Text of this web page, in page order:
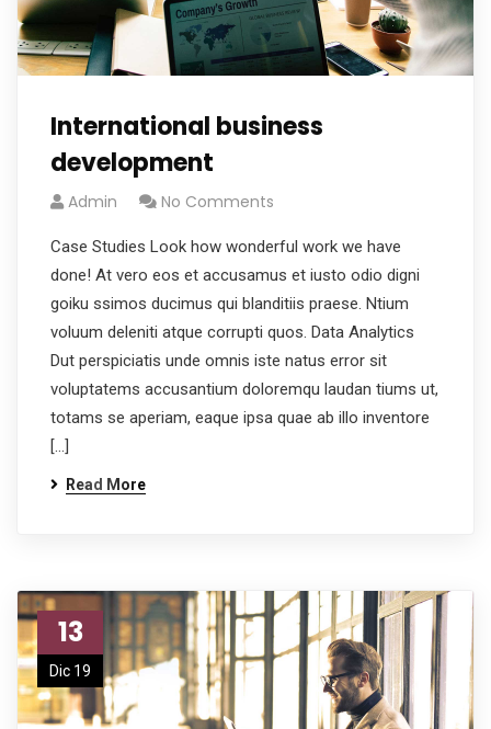
International business
development
Admin No Comments
Case Studies Look how wonderful work we have
done! At vero eos et accusamus et iusto odio digni
goiku ssimos ducimus qui blanditiis praese. Ntium
voluum deleniti atque corrupti quos. Data Analytics
Dut perspiciatis unde omnis iste natus error sit
voluptatems accusantium doloremqu laudan tiums ut,
totams se aperiam, eaque ipsa quae ab illo inventore
[…]
Read More
13
Dic 19